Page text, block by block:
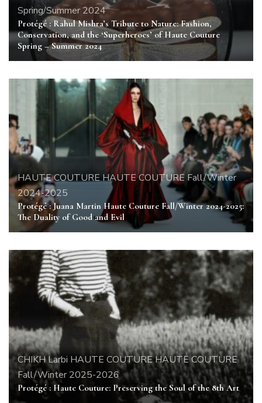
Spring/Summer 2024
Protégé : Rahul Mishra’s Tribute to Nature: Fashion,
Conservation, and the ‘Superheroes’ of Haute Couture
Spring – Summer 2024
HAUTE COUTUREHAUTE COUTURE Fall/Winter
2024-2025
Protégé : Juana Martin Haute Couture Fall/Winter 2024-2025:
The Duality of Good and Evil
CHIKH Larbi HAUTE COUTUREHAUTE COUTURE
Fall/Winter 2025-2026
Protégé : Haute Couture: Preserving the Soul of the 8th Art